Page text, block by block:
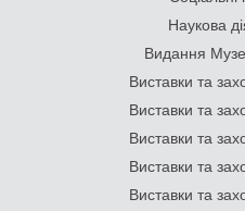
Наукова
Видання
Виставки та
Виставки та
Виставки та
Виставки та
Виставки та